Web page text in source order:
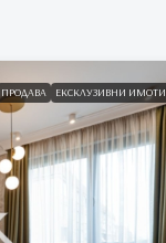
ПРОДАВА ЕКСКЛУЗИВНИ ИМОТИ